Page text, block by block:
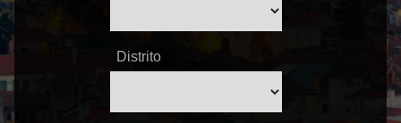
Distrito